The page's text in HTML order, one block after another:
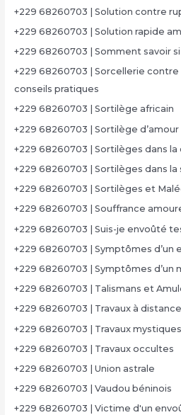
+229 68260703 | Solution contre
+229 68260703 | Solution rapide
+229 68260703 | Somment savoir
+229 68260703 | Sorcellerie
conseils pratiques
+229 68260703 | Sortilège africain
+229 68260703 | Sortilège d’amour
+229 68260703 | Sortilèges dans
+229 68260703 | Sortilèges dans
+229 68260703 | Sortilèges et
+229 68260703 | Souffrance
+229 68260703 | Suis-je envoûté
+229 68260703 | Symptômes
+229 68260703 | Symptômes d’un
+229 68260703 | Talismans et
+229 68260703 | Travaux à
+229 68260703 | Travaux mystiques
+229 68260703 | Travaux occultes
+229 68260703 | Union astrale
+229 68260703 | Vaudou béninois
+229 68260703 | Victime d'un